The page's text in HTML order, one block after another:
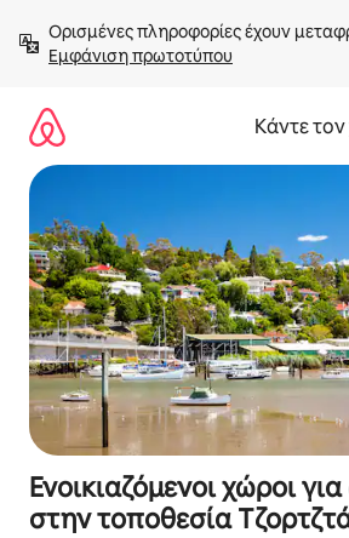
στο
περιεχόμενοΕμφάνιση πρωτοτύπου
Κάντε
Ενοικιαζόμενοι χώροι
στην τοποθεσία